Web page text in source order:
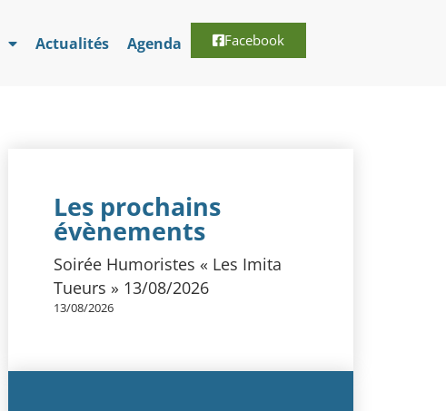
Actualités Agenda Facebook
Les prochains
évènements
Soirée Humoristes « Les Imita
Tueurs » 13/08/2026
13/08/2026